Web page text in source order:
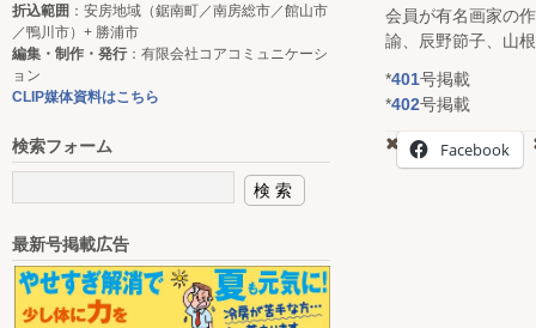
会員が有名画家の
諭、辰野節子、山
*401号掲載
*402号掲載
Facebook
折込範囲 ：安房地域（鋸南町／南房総市／館山市
／鴨川市）+ 勝浦市
編集・制作・発行：有限会社コアコミュニケーシ
ョン
CLIP媒体資料はこちら
検索フォーム
最新号掲載広告